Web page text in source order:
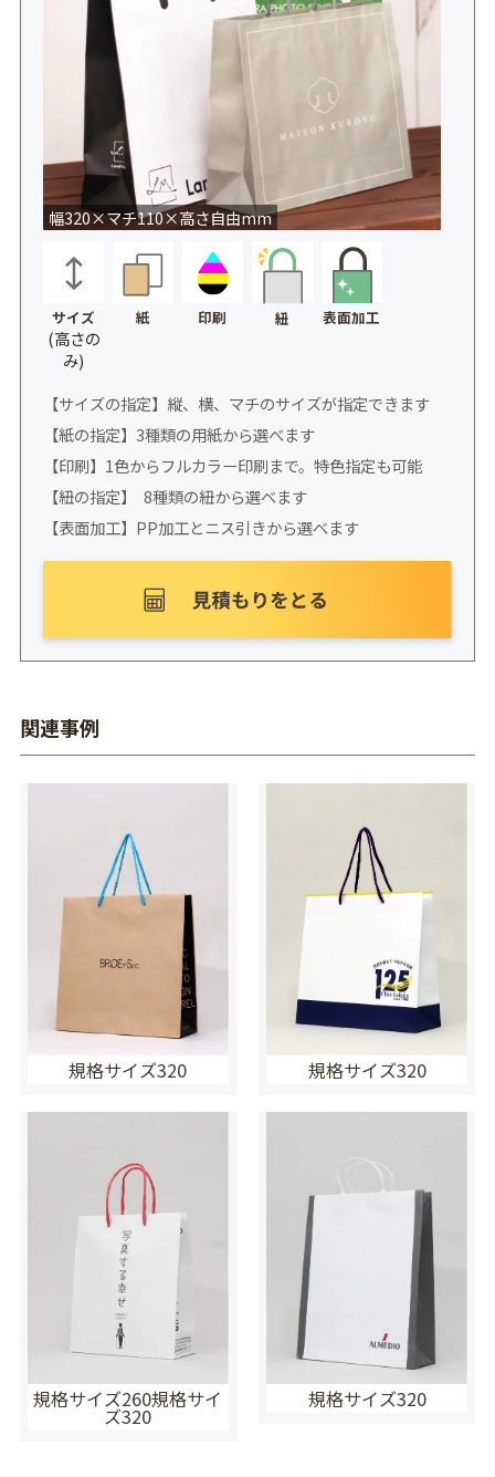
幅320×マチ110×高さ自由mm
サイズ
(高さの
み)
紙 印刷 紐 表面加工
【サイズの指定】縦、横、マチのサイズが指定できます
【紙の指定】3種類の用紙から選べます
【印刷】1色からフルカラー印刷まで。特色指定も可能
【紐の指定】 8種類の紐から選べます
【表面加工】PP加工とニス引きから選べます
関連事例
規格サイズ320 規格サイズ320
規格サイズ260規格サイ
ズ320
規格サイズ320